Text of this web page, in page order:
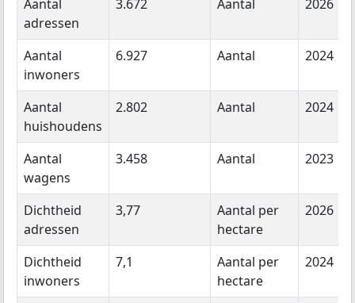
Aantal
adressen
3.672 Aantal 2026
Aantal
inwoners
6.927 Aantal 2024
Aantal
huishoudens
2.802 Aantal 2024
Aantal
wagens
3.458 Aantal 2023
Dichtheid
adressen
3,77
Aantal per
hectare
2026
Dichtheid
inwoners
7,1
Aantal per
hectare
2024